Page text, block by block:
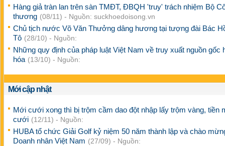
Hàng giả tràn lan trên sàn TMĐT, ĐBQH 'truy' trách nhiệm Bộ
thương (08/11) - Nguồn: suckhoedoisong.vn
Chủ tịch nước Võ Văn Thưởng dâng hương tại tượng đài Bác
Tô (28/10) - Nguồn:
Những quy định của pháp luật Việt Nam về truy xuất nguồn gốc
hóa (13/10) - Nguồn:
Mới cập nhật
Mới cưới xong thì bị trộm cầm dao đột nhập lấy trộm vàng, tiền
cưới (12/11) - Nguồn:
HUBA tổ chức Giải Golf kỷ niệm 50 năm thành lập và chào
Doanh nhân Việt Nam (27/09) - Nguồn: